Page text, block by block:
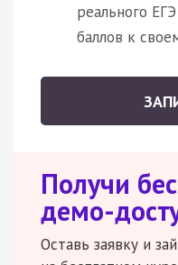
реального
баллов к
Получи
демо-
Оставь заявку и